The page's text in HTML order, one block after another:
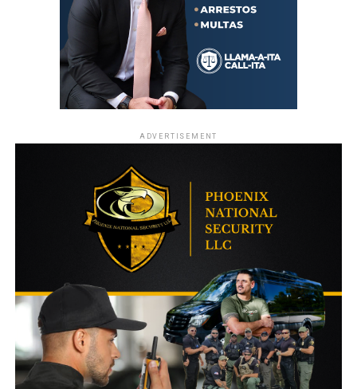
ADVERTISEMENT